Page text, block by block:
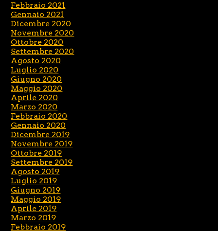
Febbraio 2021
Gennaio 2021
Dicembre 2020
Novembre 2020
Ottobre 2020
Settembre 2020
Agosto 2020
Luglio 2020
Giugno 2020
Maggio 2020
Aprile 2020
Marzo 2020
Febbraio 2020
Gennaio 2020
Dicembre 2019
Novembre 2019
Ottobre 2019
Settembre 2019
Agosto 2019
Luglio 2019
Giugno 2019
Maggio 2019
Aprile 2019
Marzo 2019
Febbraio 2019